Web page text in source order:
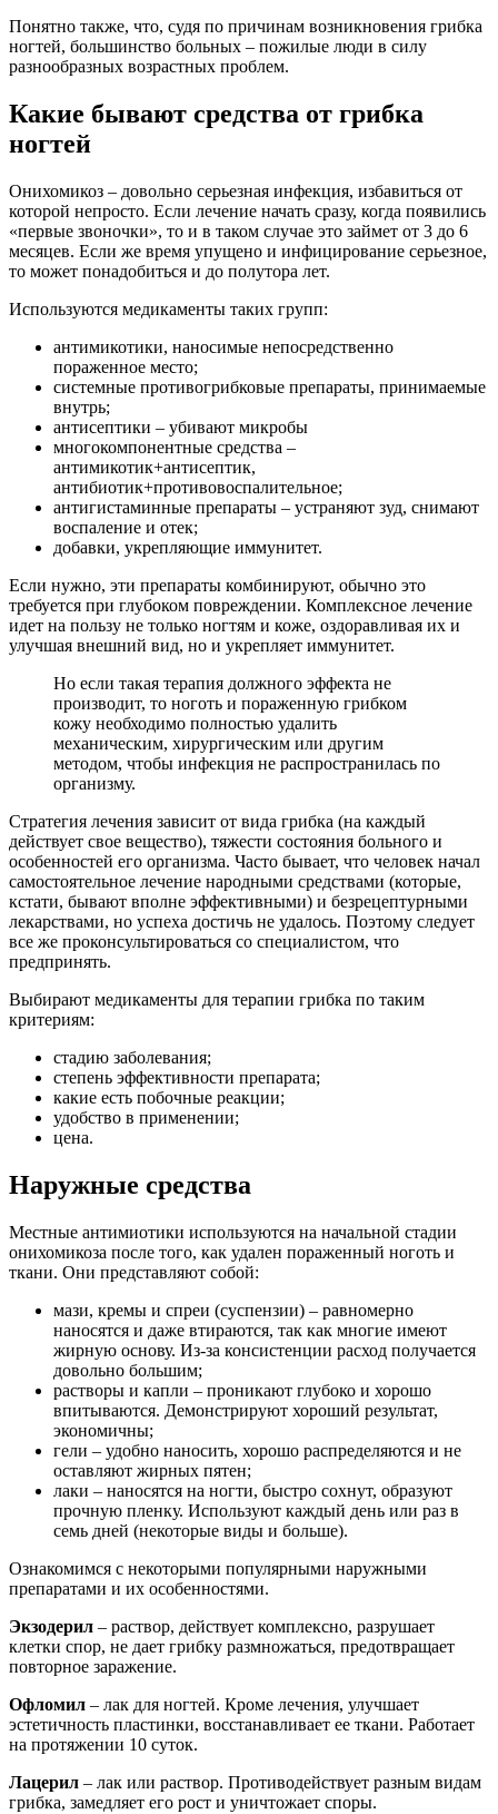
Понятно также, что, судя по причинам возникновения грибка
ногтей, большинство больных – пожилые люди в силу
разнообразных возрастных проблем.
Какие бывают средства от грибка
ногтей
Онихомикоз – довольно серьезная инфекция, избавиться от
которой непросто. Если лечение начать сразу, когда появились
«первые звоночки», то и в таком случае это займет от 3 до 6
месяцев. Если же время упущено и инфицирование серьезное,
то может понадобиться и до полутора лет.
Используются медикаменты таких групп:
антимикотики, наносимые непосредственно
пораженное место;
системные противогрибковые препараты, принимаемые
внутрь;
антисептики – убивают микробы
многокомпонентные средства –
антимикотик+антисептик,
антибиотик+противовоспалительное;
антигистаминные препараты – устраняют зуд, снимают
воспаление и отек;
добавки, укрепляющие иммунитет.
Если нужно, эти препараты комбинируют, обычно это
требуется при глубоком повреждении. Комплексное лечение
идет на пользу не только ногтям и коже, оздоравливая их и
улучшая внешний вид, но и укрепляет иммунитет.
Но если такая терапия должного эффекта не
производит, то ноготь и пораженную грибком
кожу необходимо полностью удалить
механическим, хирургическим или другим
методом, чтобы инфекция не распространилась по
организму.
Стратегия лечения зависит от вида грибка (на каждый
действует свое вещество), тяжести состояния больного и
особенностей его организма. Часто бывает, что человек начал
самостоятельное лечение народными средствами (которые,
кстати, бывают вполне эффективными) и безрецептурными
лекарствами, но успеха достичь не удалось. Поэтому следует
все же проконсультироваться со специалистом, что
предпринять.
Выбирают медикаменты для терапии грибка по таким
критериям:
стадию заболевания;
степень эффективности препарата;
какие есть побочные реакции;
удобство в применении;
цена.
Наружные средства
Местные антимиотики используются на начальной стадии
онихомикоза после того, как удален пораженный ноготь и
ткани. Они представляют собой:
мази, кремы и спреи (суспензии) – равномерно
наносятся и даже втираются, так как многие имеют
жирную основу. Из-за консистенции расход получается
довольно большим;
растворы и капли – проникают глубоко и хорошо
впитываются. Демонстрируют хороший результат,
экономичны;
гели – удобно наносить, хорошо распределяются и не
оставляют жирных пятен;
лаки – наносятся на ногти, быстро сохнут, образуют
прочную пленку. Используют каждый день или раз в
семь дней (некоторые виды и больше).
Ознакомимся с некоторыми популярными наружными
препаратами и их особенностями.
Экзодерил – раствор, действует комплексно, разрушает
клетки спор, не дает грибку размножаться, предотвращает
повторное заражение.
Офломил – лак для ногтей. Кроме лечения, улучшает
эстетичность пластинки, восстанавливает ее ткани. Работает
на протяжении 10 суток.
Лацерил – лак или раствор. Противодействует разным видам
грибка, замедляет его рост и уничтожает споры.